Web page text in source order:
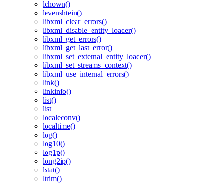
lchown()
levenshtein()
libxml_clear_errors()
libxml_disable_entity_loader()
libxml_get_errors()
libxml_get_last_error()
libxml_set_external_entity_loader()
libxml_set_streams_context()
libxml_use_internal_errors()
link()
linkinfo()
list()
list
localeconv()
localtime()
log()
log10()
log1p()
long2ip()
lstat()
ltrim()